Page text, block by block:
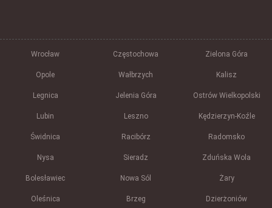
Wrocław Częstochowa Zielona Góra
Opole Wałbrzych Kalisz
Legnica Jelenia Góra Ostrów Wielkopolski
Lubin Leszno Kędzierzyn-Koźle
Świdnica Racibórz Radomsko
Nysa Sieradz Zduńska Wola
Bolesławiec Nowa Sól Żary
Oleśnica Brzeg Dzierżoniów